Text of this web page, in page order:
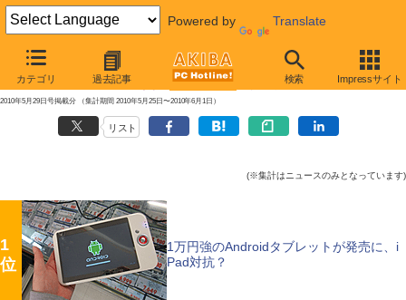
Powered by Translate
カテゴリ 過去記事 検索 Impressサイト
【 2010年6月5日号 】
AKIBA PC Hotline!週間アクセスランキング
2010年5月29日号掲載分 （集計期間 2010年5月25日〜2010年6月1日）
リスト
(※集計はニュースのみとなっています)
1
位
1万円強のAndroidタブレットが発売に、i
Pad対抗？